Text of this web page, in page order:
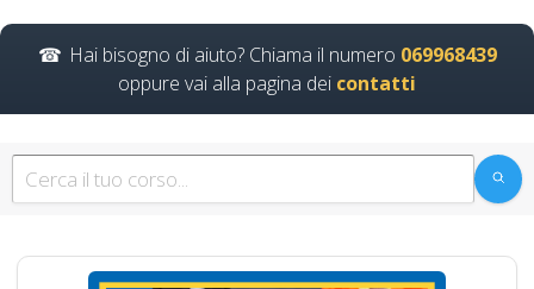
Corso di Pratica
Sicura di Lavoro con
Infiammabili corso
formatore rspp
rischio basso medio
Hai bisogno di aiuto? Chiama il numero 069968439
oppure vai alla pagina dei contatti